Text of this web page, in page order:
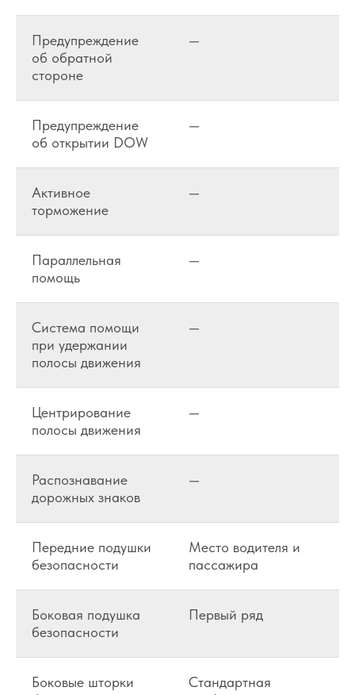
Предупреждение
об обратной
стороне
—
Предупреждение
об открытии DOW
—
Активное
торможение
—
Параллельная
помощь
—
Система помощи
при удержании
полосы движения
—
Центрирование
полосы движения
—
Распознавание
дорожных знаков
—
Передние подушки
безопасности
Место водителя и
пассажира
Боковая подушка
безопасности
Первый ряд
Боковые шторки
Стандартная